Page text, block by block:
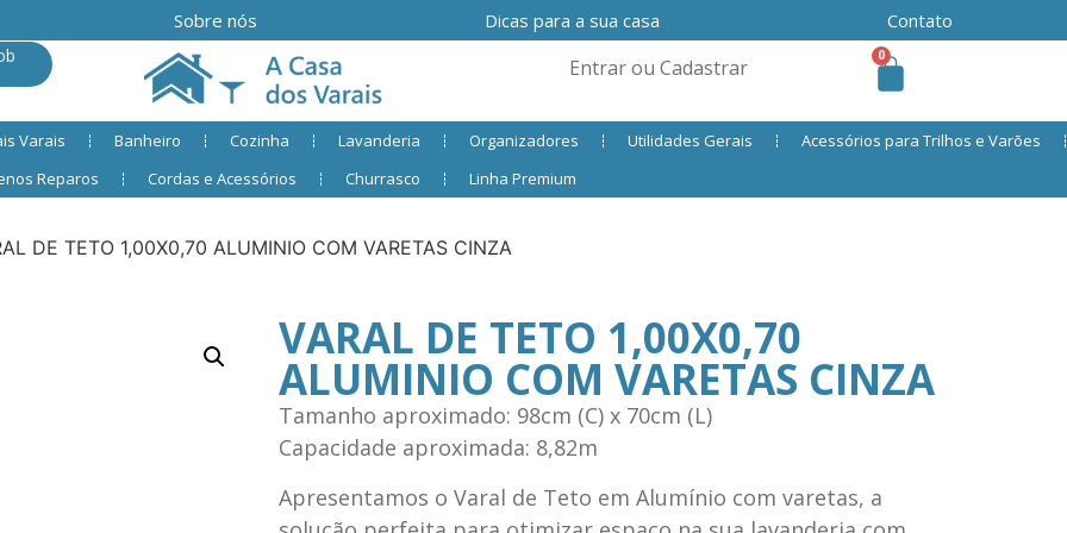
Sobre nós Dicas para a sua casa Contato
Entrar ou Cadastrar 0
Varais Banheiro Cozinha Lavanderia Organizadores Utilidades Gerais
Acessórios para Trilhos e Varões
Reparos
Cordas e Acessórios Churrasco Linha Premium
DE TETO 1,00X0,70 ALUMINIO COM VARETAS CINZA
VARAL DE TETO 1,00X0,70
ALUMINIO COM VARETAS CINZA
Tamanho aproximado: 98cm (C) x 70cm (L)
Capacidade aproximada: 8,82m
Apresentamos o Varal de Teto em Alumínio com varetas, a